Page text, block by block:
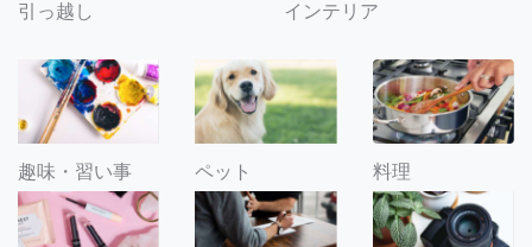
引っ越し インテリア
趣味・習い事 ペット 料理